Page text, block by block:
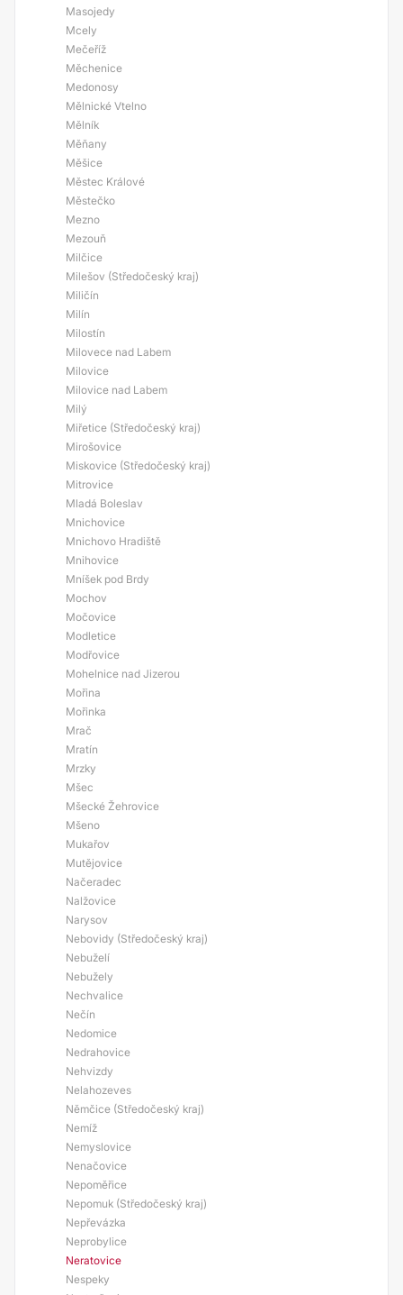
Masojedy
Mcely
Mečeříž
Měchenice
Medonosy
Mělnické Vtelno
Mělník
Měňany
Měšice
Městec Králové
Městečko
Mezno
Mezouň
Milčice
Milešov (Středočeský kraj)
Miličín
Milín
Milostín
Milovece nad Labem
Milovice
Milovice nad Labem
Milý
Miřetice (Středočeský kraj)
Mirošovice
Miskovice (Středočeský kraj)
Mitrovice
Mladá Boleslav
Mnichovice
Mnichovo Hradiště
Mnihovice
Mníšek pod Brdy
Mochov
Močovice
Modletice
Modřovice
Mohelnice nad Jizerou
Mořina
Mořinka
Mrač
Mratín
Mrzky
Mšec
Mšecké Žehrovice
Mšeno
Mukařov
Mutějovice
Načeradec
Nalžovice
Narysov
Nebovidy (Středočeský kraj)
Nebuželí
Nebužely
Nechvalice
Nečín
Nedomice
Nedrahovice
Nehvizdy
Nelahozeves
Němčice (Středočeský kraj)
Nemíž
Nemyslovice
Nenačovice
Nepoměřice
Nepomuk (Středočeský kraj)
Nepřevázka
Neprobylice
Neratovice
Nespeky